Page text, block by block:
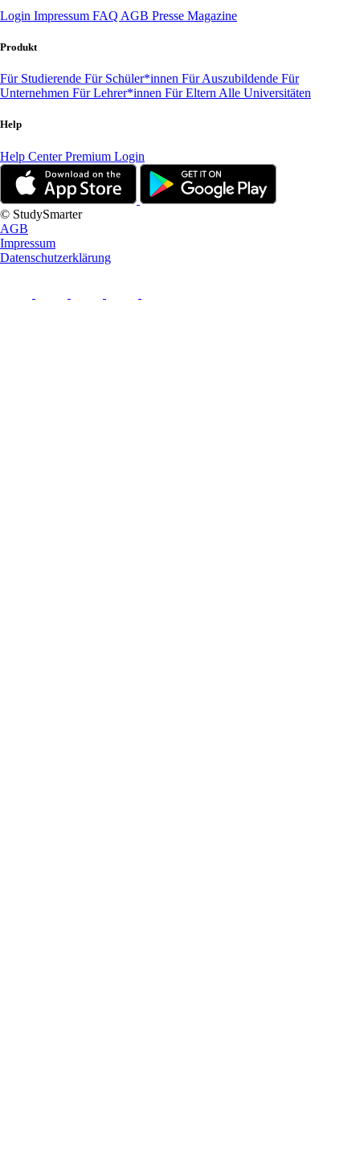
Login Impressum FAQ AGB Presse Magazine
Produkt
Für Studierende Für Schüler*innen Für Auszubildende Für
Unternehmen Für Lehrer*innen Für Eltern Alle Universitäten
Help
Help CenterPremium Login
© StudySmarter
AGB
Impressum
Datenschutzerklärung